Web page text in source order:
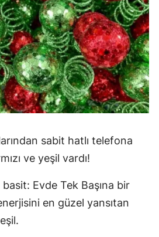
sabit hatlı telefona
ve yeşil vardı!
Evde Tek Başına bir
en güzel yansıtan